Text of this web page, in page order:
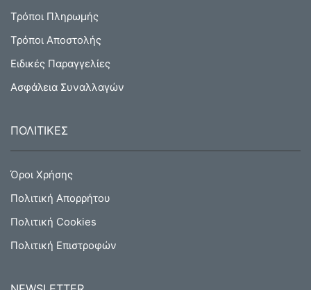
Τρόποι Πληρωμής
Τρόποι Αποστολής
Ειδικές Παραγγελίες
Ασφάλεια Συναλλαγών
ΠΟΛΙΤΙΚΕΣ
Όροι Χρήσης
Πολιτική Απορρήτου
Πολιτική Cookies
Πολιτική Επιστροφών